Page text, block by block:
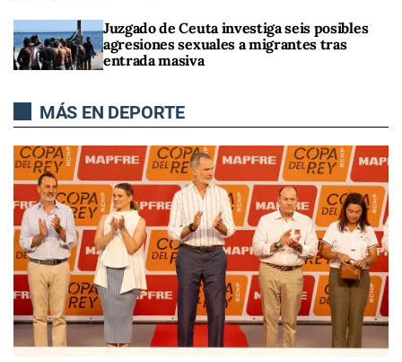
Juzgado de Ceuta investiga seis posibles
agresiones sexuales a migrantes tras
entrada masiva
MÁS EN DEPORTE